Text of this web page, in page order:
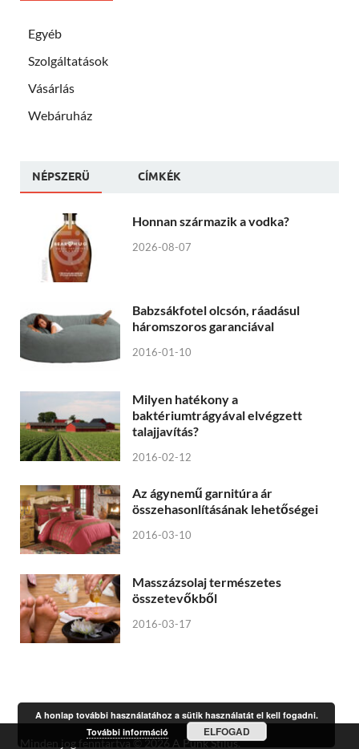
Egyéb
Szolgáltatások
Vásárlás
Webáruház
NÉPSZERÜ CÍMKÉK
Honnan származik a vodka?
2026-08-07
Babzsákfotel olcsón, ráadásul
háromszoros garanciával
2016-01-10
Milyen hatékony a
baktériumtrágyával elvégzett
talajjavítás?
2016-02-12
Az ágynemű garnitúra ár
összehasonlításának lehetőségei
2016-03-10
Masszázsolaj természetes
összetevőkből
2016-03-17
Minden jog fenntartva © 2026 A Punk Stílus.
A honlap további használatához a sütik használatát el kell fogadni.
További információ
ELFOGAD